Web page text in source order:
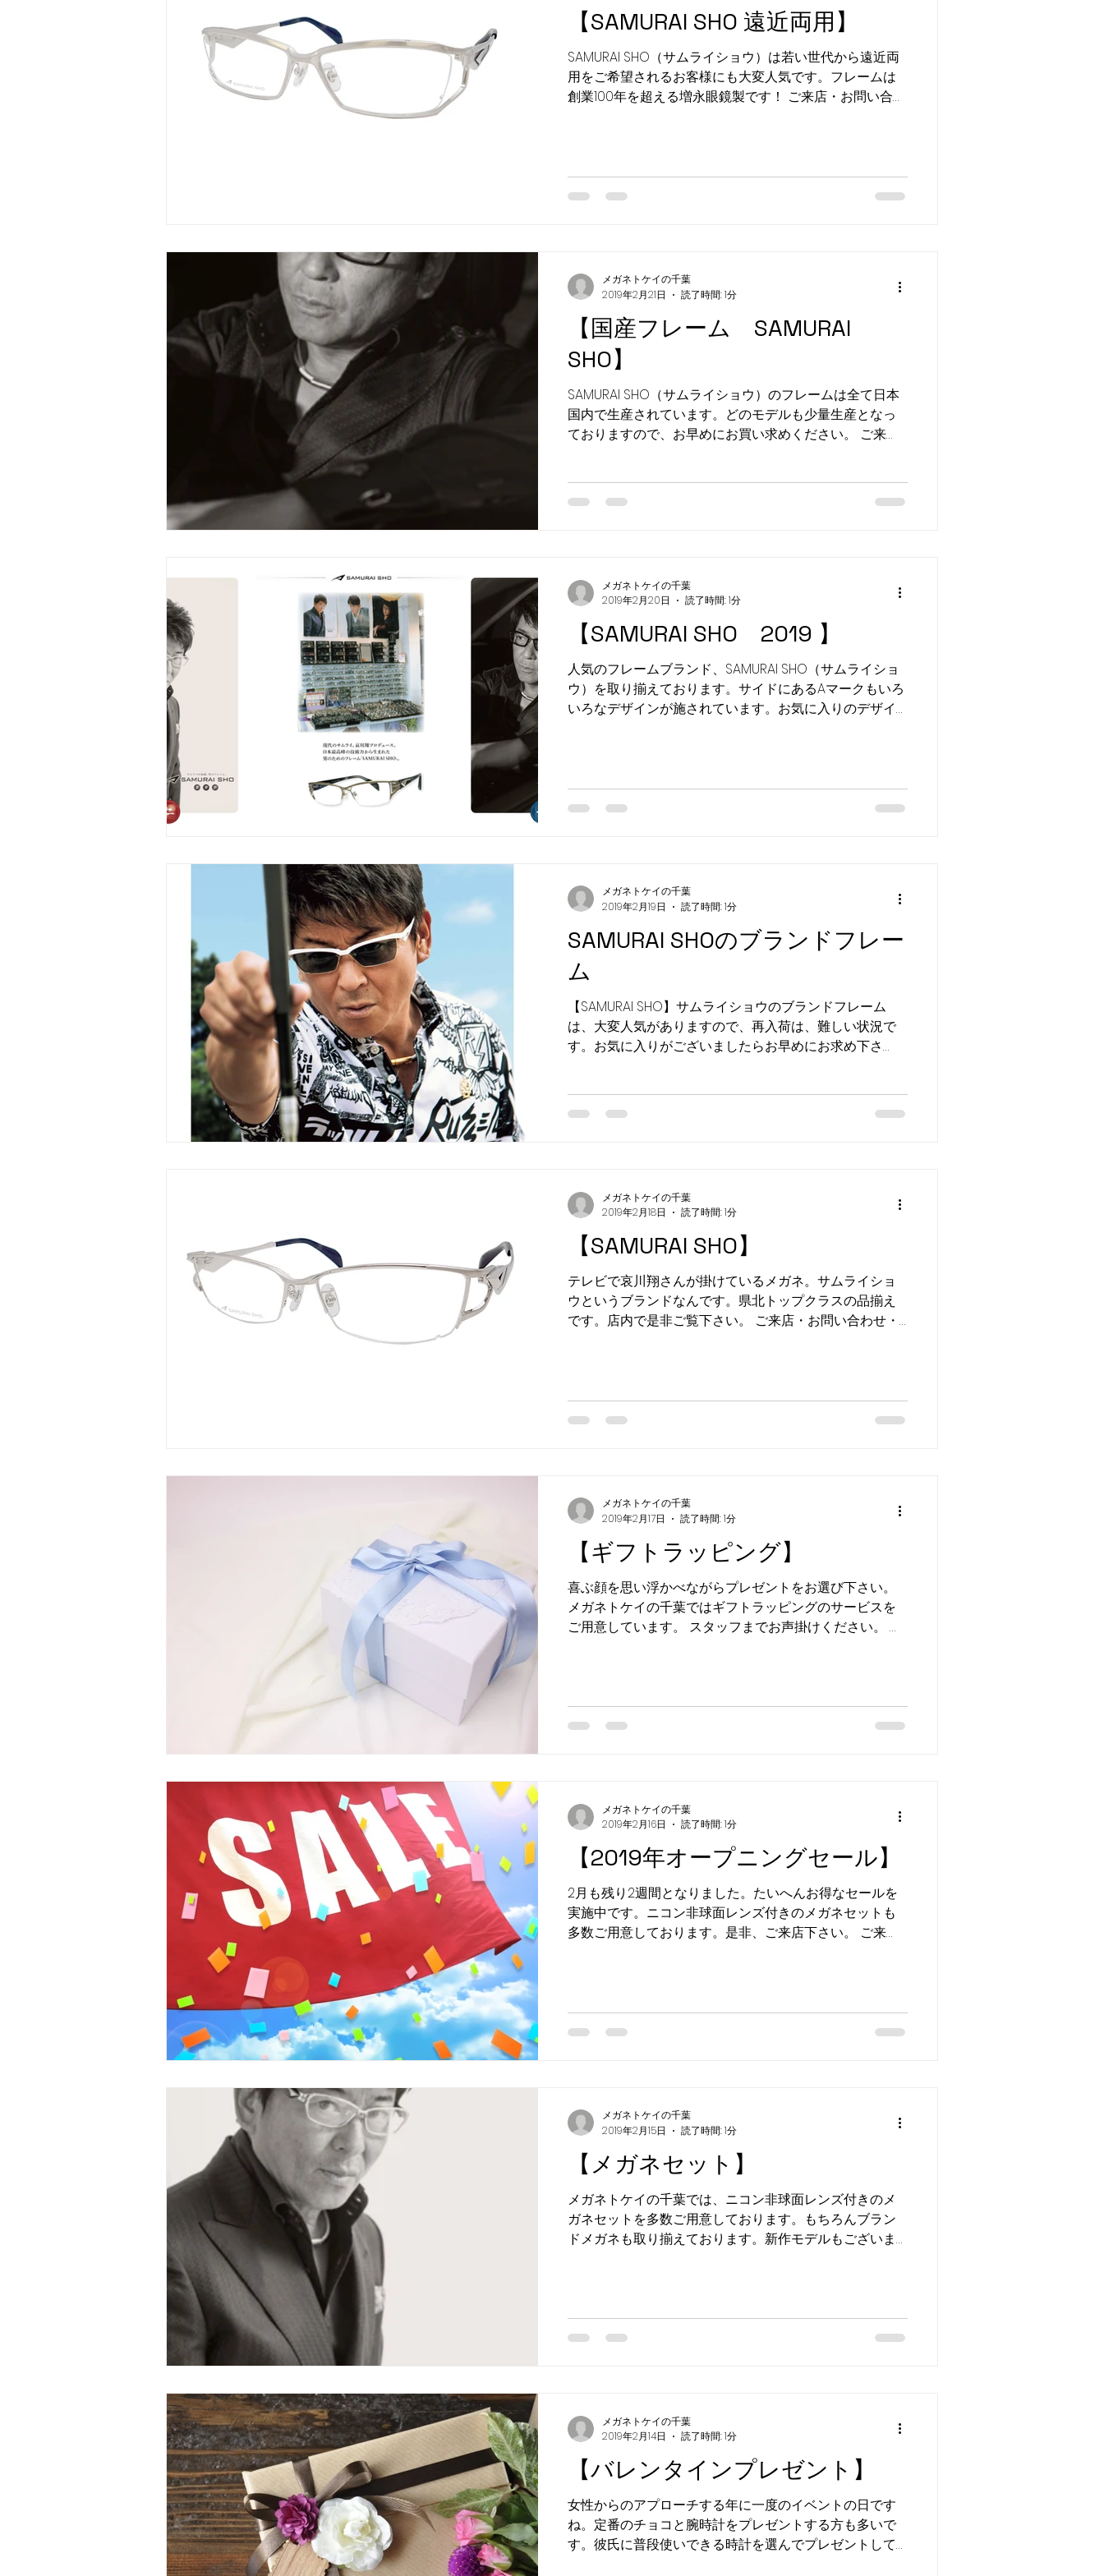
【SAMURAI SHO 遠近両用】
SAMURAI SHO（サムライショウ）は若い世代から遠近両
用をご希望されるお客様にも大変人気です。フレームは
創業100年を超える増永眼鏡製です！ ご来店・お問い合わ
【国産フレーム SAMURAI
SHO】
SAMURAI SHO（サムライショウ）のフレームは全て日本
国内で生産されています。どのモデルも少量生産となっ
ておりますので、お早めにお買い求めください。 ご来
メガネトケイの千葉
2019年2月21日
読了時間: 1分
【SAMURAI SHO 2019 】
人気のフレームブランド、SAMURAI SHO（サムライショ
ウ）を取り揃えております。サイドにあるAマークもいろ
いろなデザインが施されています。お気に入りのデザイ
メガネトケイの千葉
2019年2月20日
読了時間: 1分
SAMURAI SHOのブランドフレー
ム
【SAMURAI SHO】サムライショウのブランドフレーム
は、大変人気がありますので、再入荷は、難しい状況で
す。お気に入りがございましたらお早めにお求め下さ
メガネトケイの千葉
2019年2月19日
読了時間: 1分
【SAMURAI SHO】
テレビで哀川翔さんが掛けているメガネ。サムライショ
ウというブランドなんです。県北トップクラスの品揃え
です。店内で是非ご覧下さい。 ご来店・お問い合わせ・
メガネトケイの千葉
2019年2月18日
読了時間: 1分
【ギフトラッピング】
喜ぶ顔を思い浮かべながらプレゼントをお選び下さい。
メガネトケイの千葉ではギフトラッピングのサービスを
ご用意しています。 スタッフまでお声掛けください。 ご
メガネトケイの千葉
2019年2月17日
読了時間: 1分
【2019年オープニングセール】
2月も残り2週間となりました。たいへんお得なセールを
実施中です。ニコン非球面レンズ付きのメガネセットも
多数ご用意しております。是非、ご来店下さい。 ご来
メガネトケイの千葉
2019年2月16日
読了時間: 1分
【メガネセット】
メガネトケイの千葉では、ニコン非球面レンズ付きのメ
ガネセットを多数ご用意しております。もちろんブラン
ドメガネも取り揃えております。新作モデルもございま
メガネトケイの千葉
2019年2月15日
読了時間: 1分
【バレンタインプレゼント】
女性からのアプローチする年に一度のイベントの日です
ね。定番のチョコと腕時計をプレゼントする方も多いで
す。彼氏に普段使いできる時計を選んでプレゼントして
メガネトケイの千葉
2019年2月14日
読了時間: 1分